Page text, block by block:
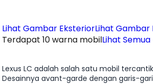
Lihat Gambar EksteriorLihat
Terdapat 10 warna mobilLihat Semua
Lexus LC adalah salah satu mobil
Desainnya avant-garde dengan garis-